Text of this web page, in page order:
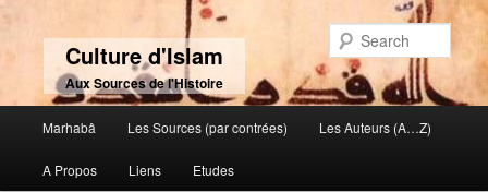
Culture d'Islam
Aux Sources de l'Histoire
Skip to primary content
Skip to secondary content
Marhabâ Les Sources (par contrées) Les Auteurs (A…Z)
A Propos Liens Etudes